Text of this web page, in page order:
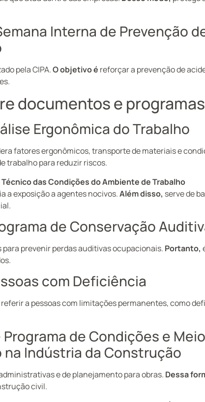
Interna de Prevenção
pela CIPA.O objetivo é reforçar a prevenção de
documentos e
Ergonômica do Trabalho
fatores ergonômicos, transporte de materiais e
trabalho para reduzir riscos.
Técnico das Condições do Ambiente de Trabalho
a exposição a agentes nocivos.Além disso, serve de
de Conservação
prevenir perdas auditivas ocupacionais. Portanto,
com Deficiência
a pessoas com limitações permanentes, como
Programa de Condições e
na Indústria da Construção
e de planejamento para obras. Dessa
civil.